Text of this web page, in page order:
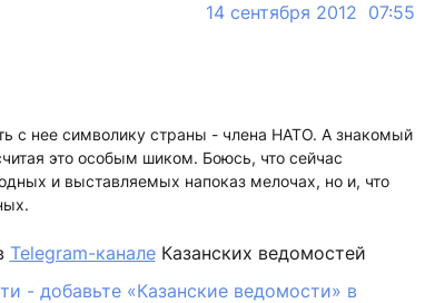
14 сентября 2012 07:55
с нее символику страны - члена НАТО. А знакомый
это особым шиком. Боюсь, что сейчас
и выставляемых напоказ мелочах, но и, что
Telegram-каналеКазанских ведомостей
- добавьте «Казанские ведомости» в